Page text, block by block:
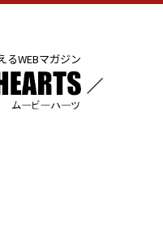
るWEBマガジン